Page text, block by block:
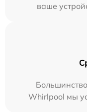
ваше
Whirlpool мы